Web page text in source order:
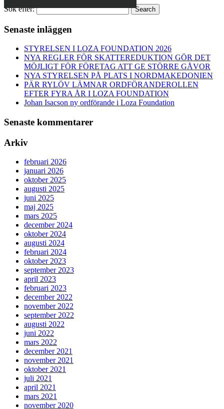
Sök efter: Search
Senaste inläggen
STYRELSEN I LOZA FOUNDATION 2026
NYA REGLER FÖR SKATTEREDUKTION GÖR DET
MÖJLIGT FÖR FÖRETAG ATT GE STÖRRE GÅVOR
NYA STYRELSEN PÅ PLATS I NORDMAKEDONIEN
PÄR RYLÖV LÄMNAR ORDFÖRANDEROLLEN
EFTER FYRA ÅR I LOZA FOUNDATION
Johan Isacson ny ordförande i Loza Foundation
Senaste kommentarer
Arkiv
februari 2026
januari 2026
oktober 2025
augusti 2025
juni 2025
maj 2025
mars 2025
december 2024
oktober 2024
augusti 2024
februari 2024
oktober 2023
september 2023
april 2023
februari 2023
december 2022
november 2022
september 2022
augusti 2022
juni 2022
mars 2022
december 2021
november 2021
oktober 2021
juli 2021
april 2021
mars 2021
november 2020